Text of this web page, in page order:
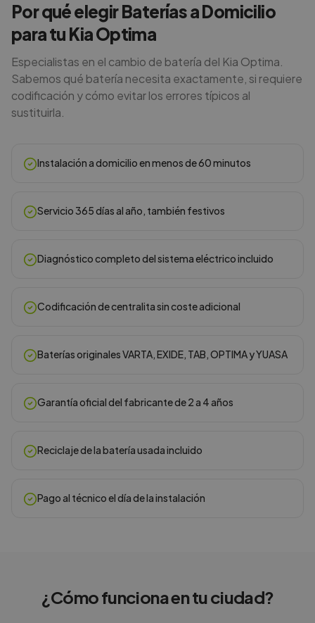
Por qué elegir Baterías a Domicilio
para tu Kia Optima
Especialistas en el cambio de batería del Kia Optima.
Sabemos qué batería necesita exactamente, si requiere
codificación y cómo evitar los errores típicos al
sustituirla.
Instalación a domicilio en menos de 60 minutos
Servicio 365 días al año, también festivos
Diagnóstico completo del sistema eléctrico incluido
Codificación de centralita sin coste adicional
Baterías originales VARTA, EXIDE, TAB, OPTIMA y YUASA
Garantía oficial del fabricante de 2 a 4 años
Reciclaje de la batería usada incluido
Pago al técnico el día de la instalación
¿Cómo funciona entu ciudad?